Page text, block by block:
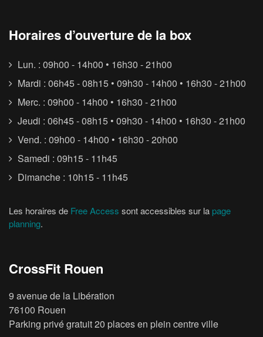
Horaires d’ouverture de la box
Lun. : 09h00 - 14h00 • 16h30 - 21h00
Mardi : 06h45 - 08h15 • 09h30 - 14h00 • 16h30 - 21h00
Merc. : 09h00 - 14h00 • 16h30 - 21h00
Jeudi : 06h45 - 08h15 • 09h30 - 14h00 • 16h30 - 21h00
Vend. : 09h00 - 14h00 • 16h30 - 20h00
Samedi : 09h15 - 11h45
Dimanche : 10h15 - 11h45
Les horaires de Free Access sont accessibles sur la page
planning.
CrossFit Rouen
9 avenue de la Libération
76100 Rouen
Parking privé gratuit 20 places en plein centre ville